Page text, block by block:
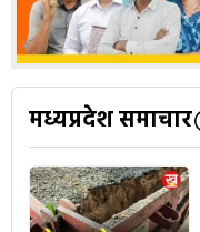
मध्यप्रदेश समाचार